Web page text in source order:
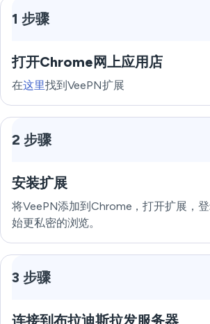
1 步骤
打开Chrome网上应用店
在这里找到VeePN扩展
2 步骤
安装扩展
将VeePN添加到Chrome，打开扩展，
始更私密的浏览。
3 步骤
连接到布拉迪斯拉发服务器